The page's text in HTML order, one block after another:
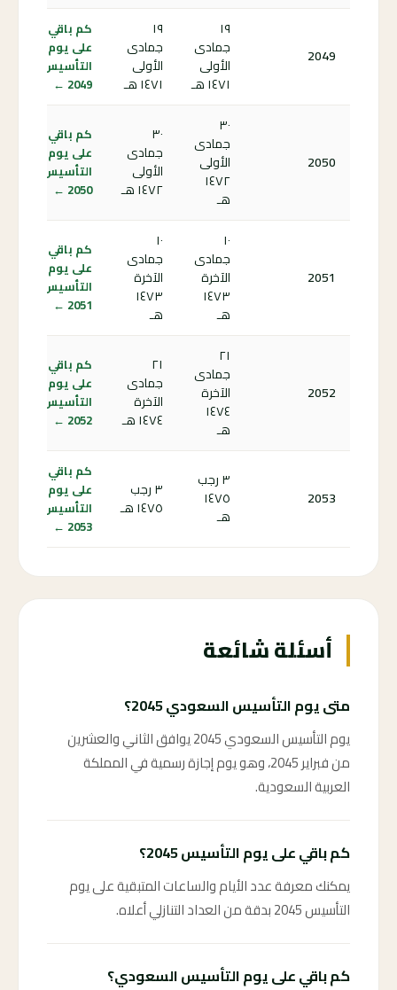
2049
١٩
جمادى
الأولى
١٤٧١ هـ
١٩
جمادى
الأولى
١٤٧١ هـ
كم باقي
على يوم
التأسيس
2049 ←
2050
٣٠
جمادى
الأولى
١٤٧٢
هـ
٣٠
جمادى
الأولى
١٤٧٢ هـ
كم باقي
على يوم
التأسيس
2050 ←
2051
١٠
جمادى
الآخرة
١٤٧٣
هـ
١٠
جمادى
الآخرة
١٤٧٣
هـ
كم باقي
على يوم
التأسيس
2051 ←
2052
٢١
جمادى
الآخرة
١٤٧٤
هـ
٢١
جمادى
الآخرة
١٤٧٤ هـ
كم باقي
على يوم
التأسيس
2052 ←
2053
٣ رجب
١٤٧٥
هـ
٣ رجب
١٤٧٥ هـ
كم باقي
على يوم
التأسيس
2053 ←
أسئلة شائعة
متى يوم التأسيس السعودي 2045؟
يوم التأسيس السعودي 2045 يوافق الثاني والعشرين
من فبراير 2045، وهو يوم إجازة رسمية في المملكة
العربية السعودية.
كم باقي على يوم التأسيس 2045؟
يمكنك معرفة عدد الأيام والساعات المتبقية على يوم
التأسيس 2045 بدقة من العداد التنازلي أعلاه.
كم باقي على يوم التأسيس السعودي؟